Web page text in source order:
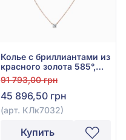
Колье с бриллиантами из
красного золота 585°,
бриллиант 0,24ct, арт.
КЛк7032
91 793,00 грн
45 896,50 грн
(арт. КЛк7032)
Купить